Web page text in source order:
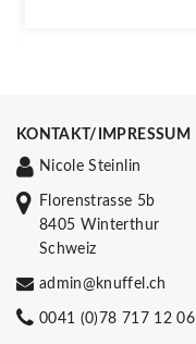
KONTAKT/IMPRESSUM
Nicole Steinlin
Florenstrasse 5b
8405 Winterthur
Schweiz
admin@knuffel.ch
0041 (0)78 717 12 06